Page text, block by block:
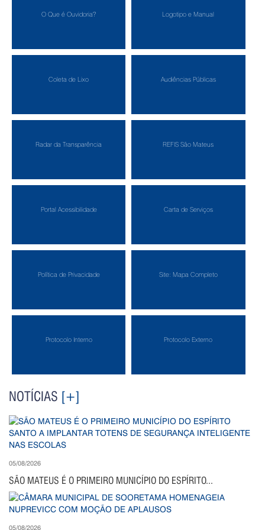
O Que é Ouvidoria? Logotipo e Manual
Coleta de Lixo Audiências Públicas
Radar da Transparência REFIS São Mateus
Portal Acessibilidade Carta de Serviços
Política de Privacidade Site: Mapa Completo
Protocolo Interno Protocolo Externo
NOTÍCIAS [+]
05/08/2026
SÃO MATEUS É O PRIMEIRO MUNICÍPIO DO ESPÍRITO...
05/08/2026